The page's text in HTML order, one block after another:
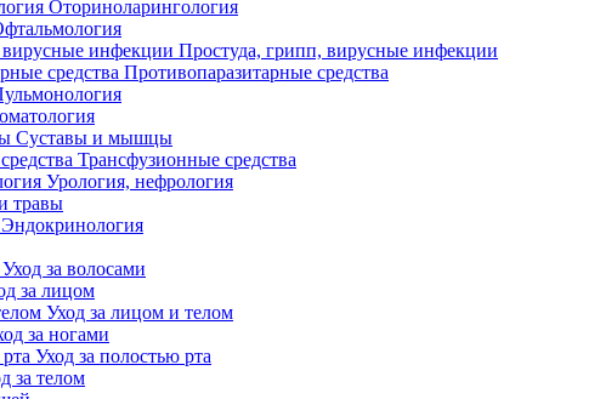
Оториноларингология
Простуда, грипп, вирусные инфекции
Противопаразитарные средства
Суставы и мышцы
Трансфузионные средства
Урология, нефрология
травы
Эндокринология
Уход за волосами
за лицом
Уход за лицом и телом
за ногами
Уход за полостью рта
за телом